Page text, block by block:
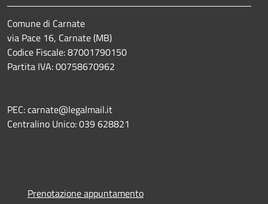
Comune di Carnate
via Pace 16, Carnate (MB)
Codice Fiscale: 87001790150
Partita IVA: 00758670962
PEC: carnate@legalmail.it
Centralino Unico: 039 628821
Prenotazione appuntamento